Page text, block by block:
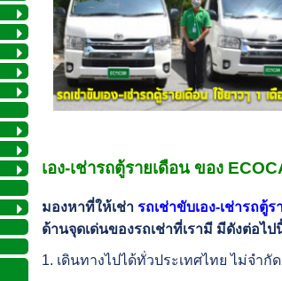
เอง-เช่ารถตู้รายเดือน ของ
มองหาที่ให้เช่ารถเช่าขับเอง-เช่ารถตู้ร
ด้านจุดเด่นของรถเช่าที่เรามี มีดังต่อไป
1. เดินทางไปได้ทั่วประเทศไทย ไม่จำกั